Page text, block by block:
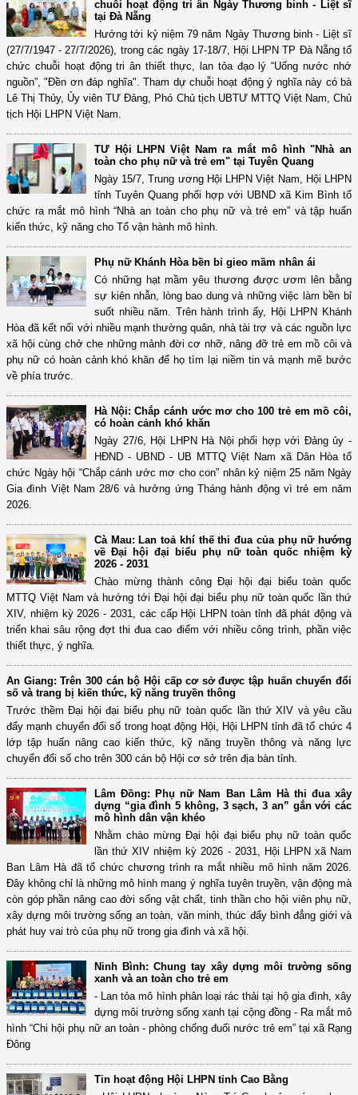
chuỗi hoạt động tri ân Ngày Thương binh - Liệt sĩ
tại Đà Nẵng
Hướng tới kỷ niệm 79 năm Ngày Thương binh - Liệt sĩ
(27/7/1947 - 27/7/2026), trong các ngày 17-18/7, Hội LHPN TP Đà Nẵng tổ
chức chuỗi hoạt động tri ân thiết thực, lan tỏa đạo lý “Uống nước nhớ
nguồn”, "Đền ơn đáp nghĩa". Tham dự chuỗi hoạt động ý nghĩa này có bà
Lê Thị Thủy, Ủy viên TƯ Đảng, Phó Chủ tịch UBTƯ MTTQ Việt Nam, Chủ
tịch Hội LHPN Việt Nam.
TƯ Hội LHPN Việt Nam ra mắt mô hình "Nhà an
toàn cho phụ nữ và trẻ em" tại Tuyên Quang
Ngày 15/7, Trung ương Hội LHPN Việt Nam, Hội LHPN
tỉnh Tuyên Quang phối hợp với UBND xã Kim Bình tổ
chức ra mắt mô hình “Nhà an toàn cho phụ nữ và trẻ em” và tập huấn
kiến thức, kỹ năng cho Tổ vận hành mô hình.
Phụ nữ Khánh Hòa bền bỉ gieo mầm nhân ái
Có những hạt mầm yêu thương được ươm lên bằng
sự kiên nhẫn, lòng bao dung và những việc làm bền bỉ
suốt nhiều năm. Trên hành trình ấy, Hội LHPN Khánh
Hòa đã kết nối với nhiều mạnh thường quân, nhà tài trợ và các nguồn lực
xã hội cùng chở che những mảnh đời cơ nhỡ, nâng đỡ trẻ em mồ côi và
phụ nữ có hoàn cảnh khó khăn để họ tìm lại niềm tin và mạnh mẽ bước
về phía trước.
Hà Nội: Chắp cánh ước mơ cho 100 trẻ em mồ côi,
có hoàn cảnh khó khăn
Ngày 27/6, Hội LHPN Hà Nội phối hợp với Đảng ủy -
HĐND - UBND - UB MTTQ Việt Nam xã Dân Hòa tổ
chức Ngày hội “Chắp cánh ước mơ cho con” nhân kỷ niệm 25 năm Ngày
Gia đình Việt Nam 28/6 và hưởng ứng Tháng hành động vì trẻ em năm
2026.
Cà Mau: Lan toả khí thế thi đua của phụ nữ hướng
về Đại hội đại biểu phụ nữ toàn quốc nhiệm kỳ
2026 - 2031
Chào mừng thành công Đại hội đại biểu toàn quốc
MTTQ Việt Nam và hướng tới Đại hội đại biểu phụ nữ toàn quốc lần thứ
XIV, nhiệm kỳ 2026 - 2031, các cấp Hội LHPN toàn tỉnh đã phát động và
triển khai sâu rộng đợt thi đua cao điểm với nhiều công trình, phần việc
thiết thực, ý nghĩa.
An Giang: Trên 300 cán bộ Hội cấp cơ sở được tập huấn chuyển đổi
số và trang bị kiến thức, kỹ năng truyền thông
Trước thềm Đại hội đại biểu phụ nữ toàn quốc lần thứ XIV và yêu cầu
đẩy mạnh chuyển đổi số trong hoạt động Hội, Hội LHPN tỉnh đã tổ chức 4
lớp tập huấn nâng cao kiến thức, kỹ năng truyền thông và năng lực
chuyển đổi số cho trên 300 cán bộ Hội cơ sở trên địa bàn tỉnh.
Lâm Đồng: Phụ nữ Nam Ban Lâm Hà thi đua xây
dựng “gia đình 5 không, 3 sạch, 3 an” gắn với các
mô hình dân vận khéo
Nhằm chào mừng Đại hội đại biểu phụ nữ toàn quốc
lần thứ XIV nhiệm kỳ 2026 - 2031, Hội LHPN xã Nam
Ban Lâm Hà đã tổ chức chương trình ra mắt nhiều mô hình năm 2026.
Đây không chỉ là những mô hình mang ý nghĩa tuyên truyền, vận động mà
còn góp phần nâng cao đời sống vật chất, tinh thần cho hội viên phụ nữ,
xây dựng môi trường sống an toàn, văn minh, thúc đẩy bình đẳng giới và
phát huy vai trò của phụ nữ trong gia đình và xã hội.
Ninh Bình: Chung tay xây dựng môi trường sống
xanh và an toàn cho trẻ em
- Lan tỏa mô hình phân loại rác thải tại hộ gia đình, xây
dựng môi trường sống xanh tại cộng đồng - Ra mắt mô
hình “Chi hội phụ nữ an toàn - phòng chống đuối nước trẻ em” tại xã Rạng
Đông
Tin hoạt động Hội LHPN tỉnh Cao Bằng